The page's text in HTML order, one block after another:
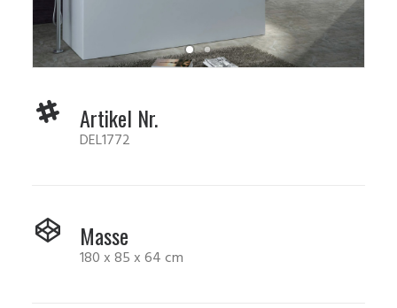
Artikel Nr.
DEL1772
Masse
180 x 85 x 64 cm